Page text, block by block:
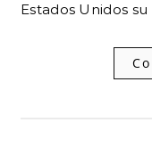
Estados Unidos